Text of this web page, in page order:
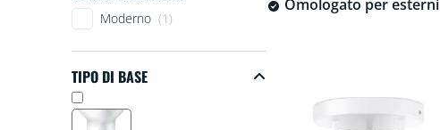
Tipo di lampadina
Moderno (1)
TIPO DI BASE
Tipo di base
Omologato per esterni